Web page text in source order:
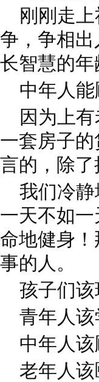
刚刚走上
争，争相
长智慧的
中年人能
因为上有
一套房子
言的，除
我们冷静
一天不如
命地健身
事的人。
孩子们该
青年人该
中年人该
老年人该